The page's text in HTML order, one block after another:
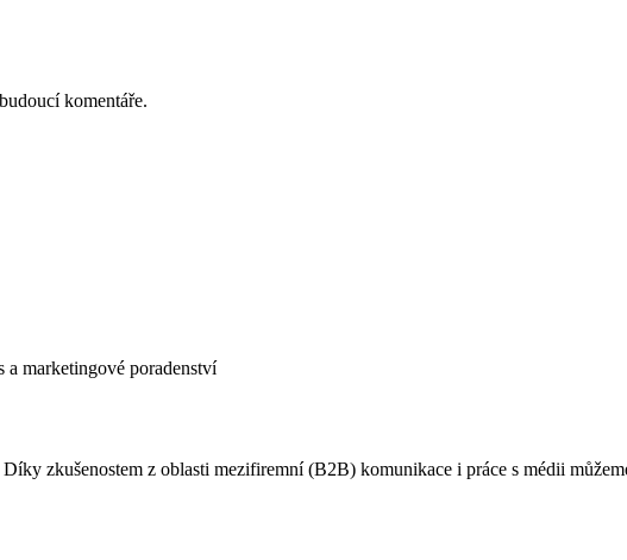
komentáře.
a marketingové poradenství
zkušenostem z oblasti mezifiremní (B2B) komunikace i práce s médii